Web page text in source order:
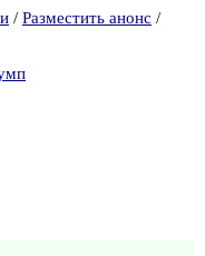
/ Разместить анонс /